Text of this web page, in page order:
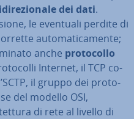
dei dati.
le eventuali perdite di
au­to­ma­ti­ca­men­te;
anche pro­to­col­lo
Internet, il TCP co­
il gruppo dei pro­to­
del modello OSI,
di rete al livello di